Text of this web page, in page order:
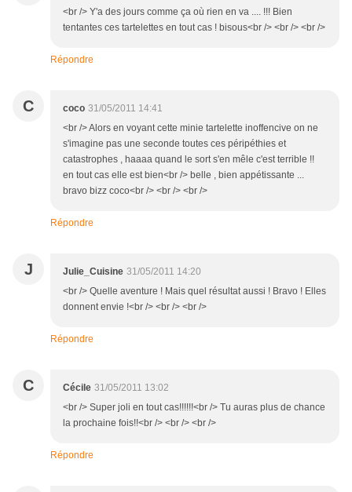
<br /> Y'a des jours comme ça où rien en va .... !!! Bien
tentantes ces tartelettes en tout cas ! bisous<br /> <br /> <br />
Répondre
C coco 31/05/2011 14:41
<br /> Alors en voyant cette minie tartelette inoffencive on ne
s'imagine pas une seconde toutes ces péripéthies et
catastrophes , haaaa quand le sort s'en mêle c'est terrible !!
en tout cas elle est bien<br /> belle , bien appétissante ...
bravo bizz coco<br /> <br /> <br />
Répondre
J Julie_Cuisine 31/05/2011 14:20
<br /> Quelle aventure ! Mais quel résultat aussi ! Bravo ! Elles
donnent envie !<br /> <br /> <br />
Répondre
C Cécile 31/05/2011 13:02
<br /> Super joli en tout cas!!!!!!<br /> Tu auras plus de chance
la prochaine fois!!<br /> <br /> <br />
Répondre